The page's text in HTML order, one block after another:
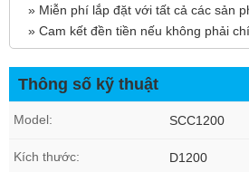
» Miễn phí lắp đặt với tất cả các sản
» Cam kết đền tiền nếu không phải
Thông số kỹ thuật
Model: SCC1200
Kích thước: D1200